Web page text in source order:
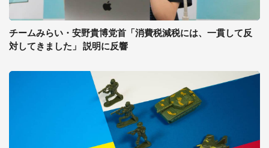
チームみらい・安野貴博党首「消費税減税には、一貫して反
対してきました」 説明に反響